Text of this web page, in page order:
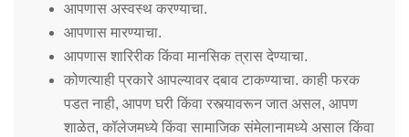
आपणास अस्वस्थ करण्याचा.
आपणास मारण्याचा.
आपणास शारिरीक किंवा मानसिक त्रास देण्याचा.
कोणत्याही प्रकारे आपल्यावर दबाव टाकण्याचा. काही फरक
पडत नाही, आपण घरी किंवा रस्त्यावरून जात असल, आपण
शाळेत, कॉलेजमध्ये किंवा सामाजिक संमेलानामध्ये असाल किंवा